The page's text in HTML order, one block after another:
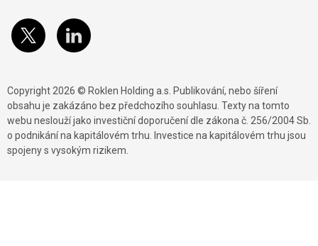
Copyright 2026 © Roklen Holding a.s. Publikování, nebo šíření
obsahu je zakázáno bez předchozího souhlasu. Texty na tomto
webu neslouží jako investiční doporučení dle zákona č. 256/2004 Sb.
o podnikání na kapitálovém trhu. Investice na kapitálovém trhu jsou
spojeny s vysokým rizikem.